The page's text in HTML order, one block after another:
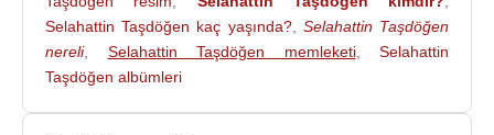
2022 - 7 - Yedi (Sinema Filmi)
2022 - Babam ve uçurtmam (Osman)(Sinema Filmi)
2022 - Yıldızlara Fısılda (Osman) (Sinema Filmi)
Selahattin Taşdöğen kaç yaşında?, Selahattin Taşdöğen
nereli, Selahattin Taşdöğen memleketi, Selahattin
Taşdöğen albümleri